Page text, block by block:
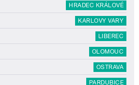
HRADEC KRÁLOVÉ
KARLOVY VARY
LIBEREC
OLOMOUC
OSTRAVA
PARDUBICE